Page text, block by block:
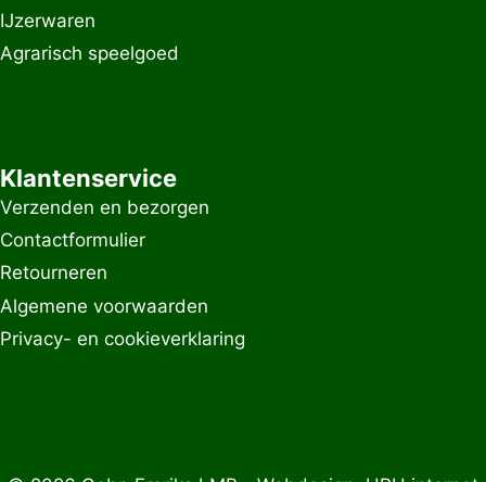
IJzerwaren
Agrarisch speelgoed
Klantenservice
Verzenden en bezorgen
Contactformulier
Retourneren
Algemene voorwaarden
Privacy- en cookieverklaring